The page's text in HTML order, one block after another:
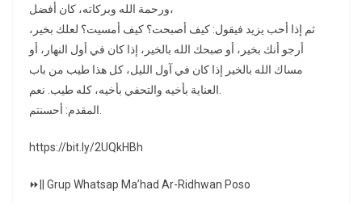
ورحمة الله وبركاته، كان أفضل،
ثم إذا أحب يزيد فيقول: كيف أصبحت؟ كيف أمسيت؟ لعلك بخير،
أرجو أنك بخير، أو صبحك الله بالخير، إذا كان في أول النهار، أو
مساك الله بالخير إذا كان في آول الليل، كل هذا طيب من باب
العناية بأخيه والتحفي بأخيه، كله طيب. نعم.
المقدم: أحسنتم.
https://bit.ly/2UQkHBh
⏩|| Grup Whatsap Ma’had Ar-Ridhwan Poso